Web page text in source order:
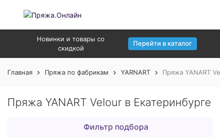
Новинки и товары со
скидкой
Перейти в каталог
Главная Пряжа по фабрикам YARNART Пряжа YANART
Пряжа YANART Velour в Екатеринбурге
Фильтр подбора